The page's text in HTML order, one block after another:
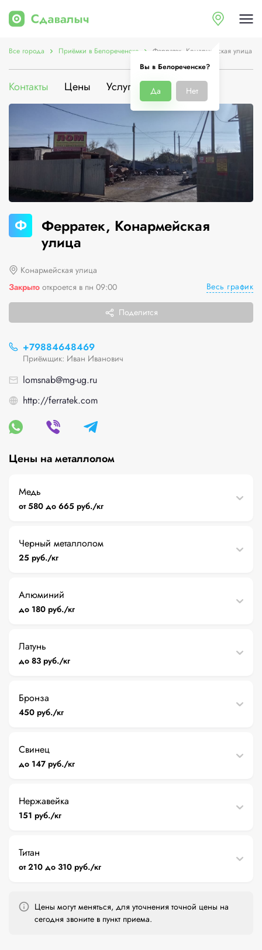
Вы в Белореченске?
Да Нет
Все города Приёмки в Белореченске Ферратек, Конармейская улица
Контакты Цены Услуги О компании
Ф
Ферратек, Конармейская
улица
Конармейская улица
Закрыто откроется в пн 09:00 Весь график
Поделится
+79884648469
Приёмщик: Иван Иванович
lomsnab@mg-ug.ru
http://ferratek.com
Цены на металлолом
Медь
от 580 до 665 руб./кг
Черный металлолом
25 руб./кг
Алюминий
до 180 руб./кг
Латунь
до 83 руб./кг
Бронза
450 руб./кг
Свинец
до 147 руб./кг
Нержавейка
151 руб./кг
Титан
от 210 до 310 руб./кг
Цены могут меняться, для уточнения точной цены на
сегодня звоните в пункт приема.